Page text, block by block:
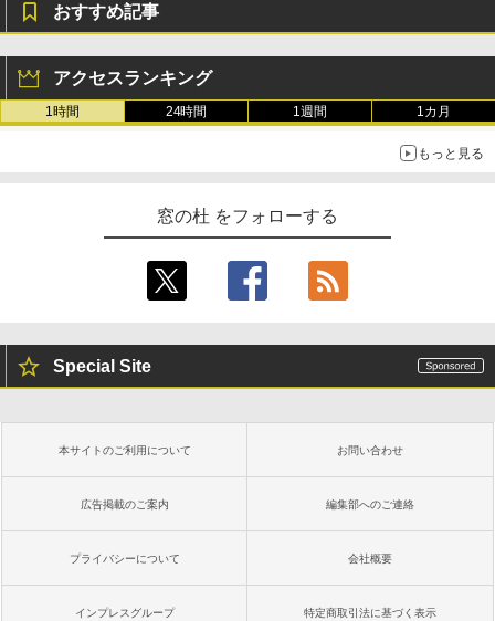
11インチカラーディスプレイ、64GBスト
レージ、ノート機能搭載、明るさ自動調
整、色調調節ライト、プレミアムペン付
き、グラファイト
おすすめ記事
アクセスランキング
1時間 24時間 1週間 1カ月
もっと見る
窓の杜 をフォローする
Special Site
本サイトのご利用について お問い合わせ
広告掲載のご案内 編集部へのご連絡
プライバシーについて 会社概要
インプレスグループ 特定商取引法に基づく表示